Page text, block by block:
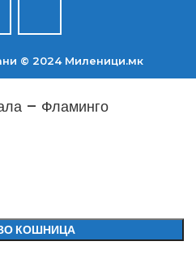
© 2024 Mиленици.мк
– Фламинго
КОШНИЦА